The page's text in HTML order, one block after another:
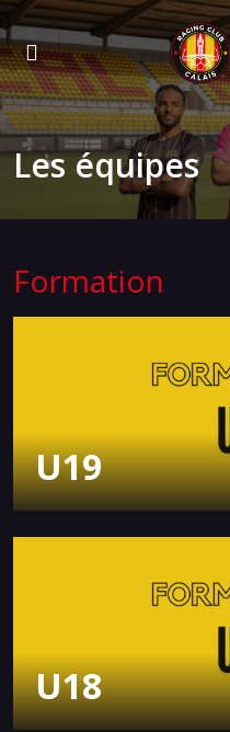
Les équipes
Formation
U19
U18